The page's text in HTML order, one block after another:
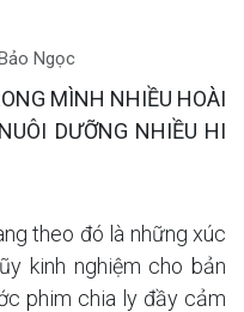
Ngọc
MÌNH NHIỀU HOÀI
DƯỠNG NHIỀU HI
theo đó là những xúc
kinh nghiệm cho bản
phim chia ly đầy cảm